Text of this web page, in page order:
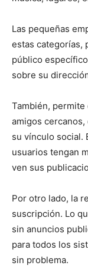
Las pequeñas
estas categorías,
público
sobre su
También,
amigos
su vínculo social.
usuarios tengan
ven sus
Por otro lado, la
suscripción. Lo
sin anuncios
para todos los
sin problema.